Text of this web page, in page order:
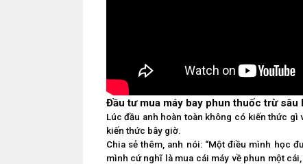
Đầu tư mua máy bay phun thuốc trừ sâu
Lúc đầu anh hoàn toàn không có kiến thức
kiến thức bây giờ.
Chia sẻ thêm, anh nói: “Một điều mình học
mình cứ nghĩ là mua cái máy về phun một